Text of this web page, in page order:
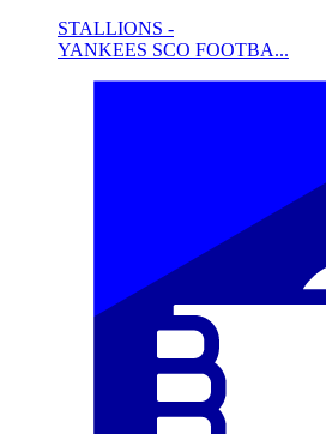
STALLIONS -
YANKEES SCO FOOTBA...